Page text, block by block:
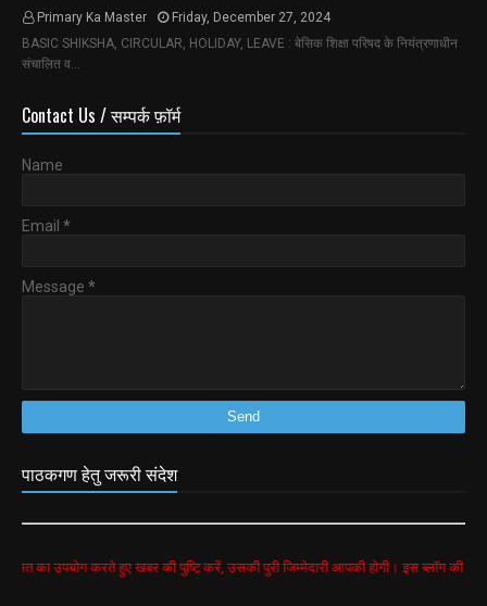
Primary Ka Master
Friday, December 27, 2024
BASIC SHIKSHA, CIRCULAR, HOLIDAY, LEAVE : बेसिक शिक्षा परिषद के नियंत्रणाधीन
संचालित व…
Contact Us / सम्पर्क फ़ॉर्म
Name
Email *
Message *
पाठकगण हेतु जरूरी संदेश
करते हुए खबर की पुष्टि करें, उसकी पुरी जिम्मेदारी आपकी होगी। इस ब्लॉग की सभी